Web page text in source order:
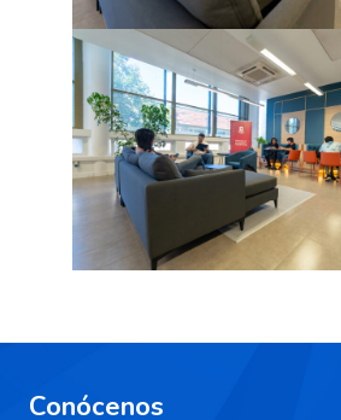
Conócenos